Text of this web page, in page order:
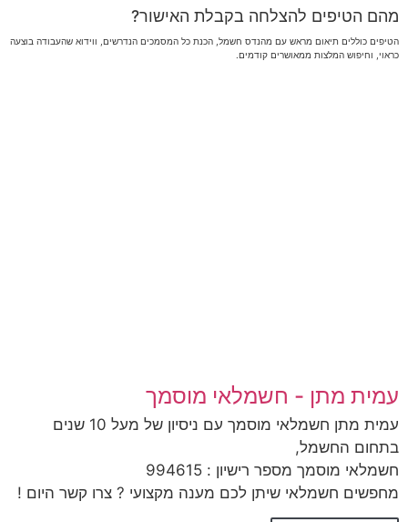
מהם הטיפים להצלחה בקבלת האישור?
הטיפים כוללים תיאום מראש עם מהנדס חשמל, הכנת כל המסמכים הנדרשים, ווידוא שהעבודה בוצעה
כראוי, וחיפוש המלצות ממאושרים קודמים.
עמית מתן - חשמלאי מוסמך
עמית מתן חשמלאי מוסמך עם ניסיון של מעל 10 שנים
בתחום החשמל,
חשמלאי מוסמך מספר רישיון : 994615
מחפשים חשמלאי שיתן לכם מענה מקצועי ? צרו קשר היום !